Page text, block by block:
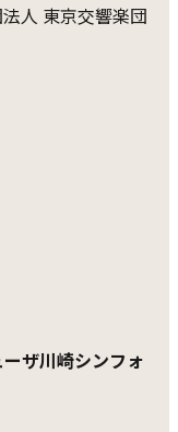
人 東京交響楽団
ザ川崎シンフォ